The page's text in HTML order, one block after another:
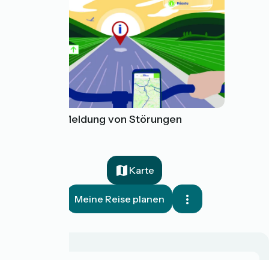
Tool zur Meldung von Störungen
Karte
Meine Reise planen